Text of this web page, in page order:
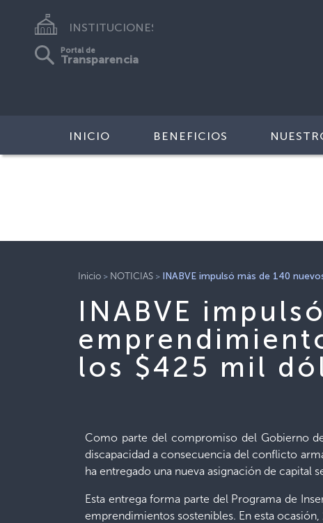
INSTITUCIONES
Portal de
Transparencia
INICIO BENEFICIOS
Inicio > NOTICIAS > INABVE impulsó más de 140
INABVE
los $425 mil
Como parte del compromiso del Gobierno
discapacidad a consecuencia del conflicto
ha entregado una nueva asignación de
Esta entrega forma parte del Programa de
emprendimientos sostenibles. En esta